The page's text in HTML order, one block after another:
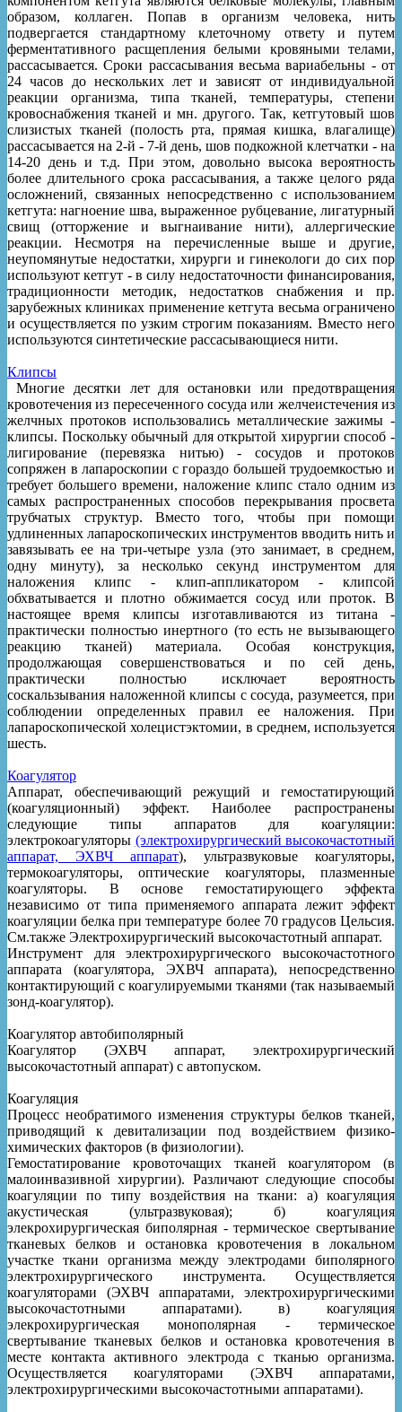
образом, коллаген. Попав в организм человека, нить
подвергается стандартному клеточному ответу и путем
ферментативного расщепления белыми кровяными телами,
рассасывается. Сроки рассасывания весьма вариабельны - от
24 часов до нескольких лет и зависят от индивидуальной
реакции организма, типа тканей, температуры, степени
кровоснабжения тканей и мн. другого. Так, кетгутовый шов
слизистых тканей (полость рта, прямая кишка, влагалище)
рассасывается на 2-й - 7-й день, шов подкожной клетчатки - на
14-20 день и т.д. При этом, довольно высока вероятность
более длительного срока рассасывания, а также целого ряда
осложнений, связанных непосредственно с использованием
кетгута: нагноение шва, выраженное рубцевание, лигатурный
свищ (отторжение и выгнаивание нити), аллергические
реакции. Несмотря на перечисленные выше и другие,
неупомянутые недостатки, хирурги и гинекологи до сих пор
используют кетгут - в силу недостаточности финансирования,
традиционности методик, недостатков снабжения и пр.
зарубежных клиниках применение кетгута весьма ограничено
и осуществляется по узким строгим показаниям. Вместо него
используются синтетические рассасывающиеся нити.
Клипсы
Многие десятки лет для остановки или предотвращения
кровотечения из пересеченного сосуда или желчеистечения из
желчных протоков использовались металлические зажимы -
клипсы. Поскольку обычный для открытой хирургии способ -
лигирование (перевязка нитью) - сосудов и протоков
сопряжен в лапароскопии с гораздо большей трудоемкостью и
требует большего времени, наложение клипс стало одним из
самых распространенных способов перекрывания просвета
трубчатых структур. Вместо того, чтобы при помощи
удлиненных лапароскопических инструментов вводить нить и
завязывать ее на три-четыре узла (это занимает, в среднем,
одну минуту), за несколько секунд инструментом для
наложения клипс - клип-аппликатором - клипсой
обхватывается и плотно обжимается сосуд или проток. В
настоящее время клипсы изготавливаются из титана -
практически полностью инертного (то есть не вызывающего
реакцию тканей) материала. Особая конструкция,
продолжающая совершенствоваться и по сей день,
практически полностью исключает вероятность
соскальзывания наложенной клипсы с сосуда, разумеется, при
соблюдении определенных правил ее наложения. При
лапароскопической холецистэктомии, в среднем, используется
шесть.
Коагулятор
Аппарат, обеспечивающий режущий и гемостатирующий
(коагуляционный) эффект. Наиболее распространены
следующие типы аппаратов для коагуляции:
электрокоагуляторы (электрохирургический высокочастотный
аппарат, ЭХВЧ аппарат), ультразвуковые коагуляторы,
термокоагуляторы, оптические коагуляторы, плазменные
коагуляторы. В основе гемостатирующего эффекта
независимо от типа применяемого аппарата лежит эффект
коагуляции белка при температуре более 70 градусов Цельсия.
См.также Электрохирургический высокочастотный аппарат.
Инструмент для электрохирургического высокочастотного
аппарата (коагулятора, ЭХВЧ аппарата), непосредственно
контактирующий с коагулируемыми тканями (так называемый
зонд-коагулятор).
Коагулятор автобиполярный
Коагулятор (ЭХВЧ аппарат, электрохирургический
высокочастотный аппарат) с автопуском.
Коагуляция
Процесс необратимого изменения структуры белков тканей,
приводящий к девитализации под воздействием физико-
химических факторов (в физиологии).
Гемостатирование кровоточащих тканей коагулятором (в
малоинвазивной хирургии). Различают следующие способы
коагуляции по типу воздействия на ткани: а) коагуляция
акустическая (ультразвуковая); б) коагуляция
элекрохирургическая биполярная - термическое свертывание
тканевых белков и остановка кровотечения в локальном
участке ткани организма между электродами биполярного
электрохирургического инструмента. Осуществляется
коагуляторами (ЭХВЧ аппаратами, электрохирургическими
высокочастотными аппаратами). в) коагуляция
элекрохирургическая монополярная - термическое
свертывание тканевых белков и остановка кровотечения в
месте контакта активного электрода с тканью организма.
Осуществляется коагуляторами (ЭХВЧ аппаратами,
электрохирургическими высокочастотными аппаратами).